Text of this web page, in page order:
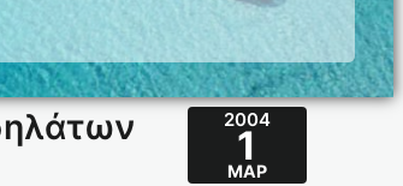
2004
1
ΜΑΡ